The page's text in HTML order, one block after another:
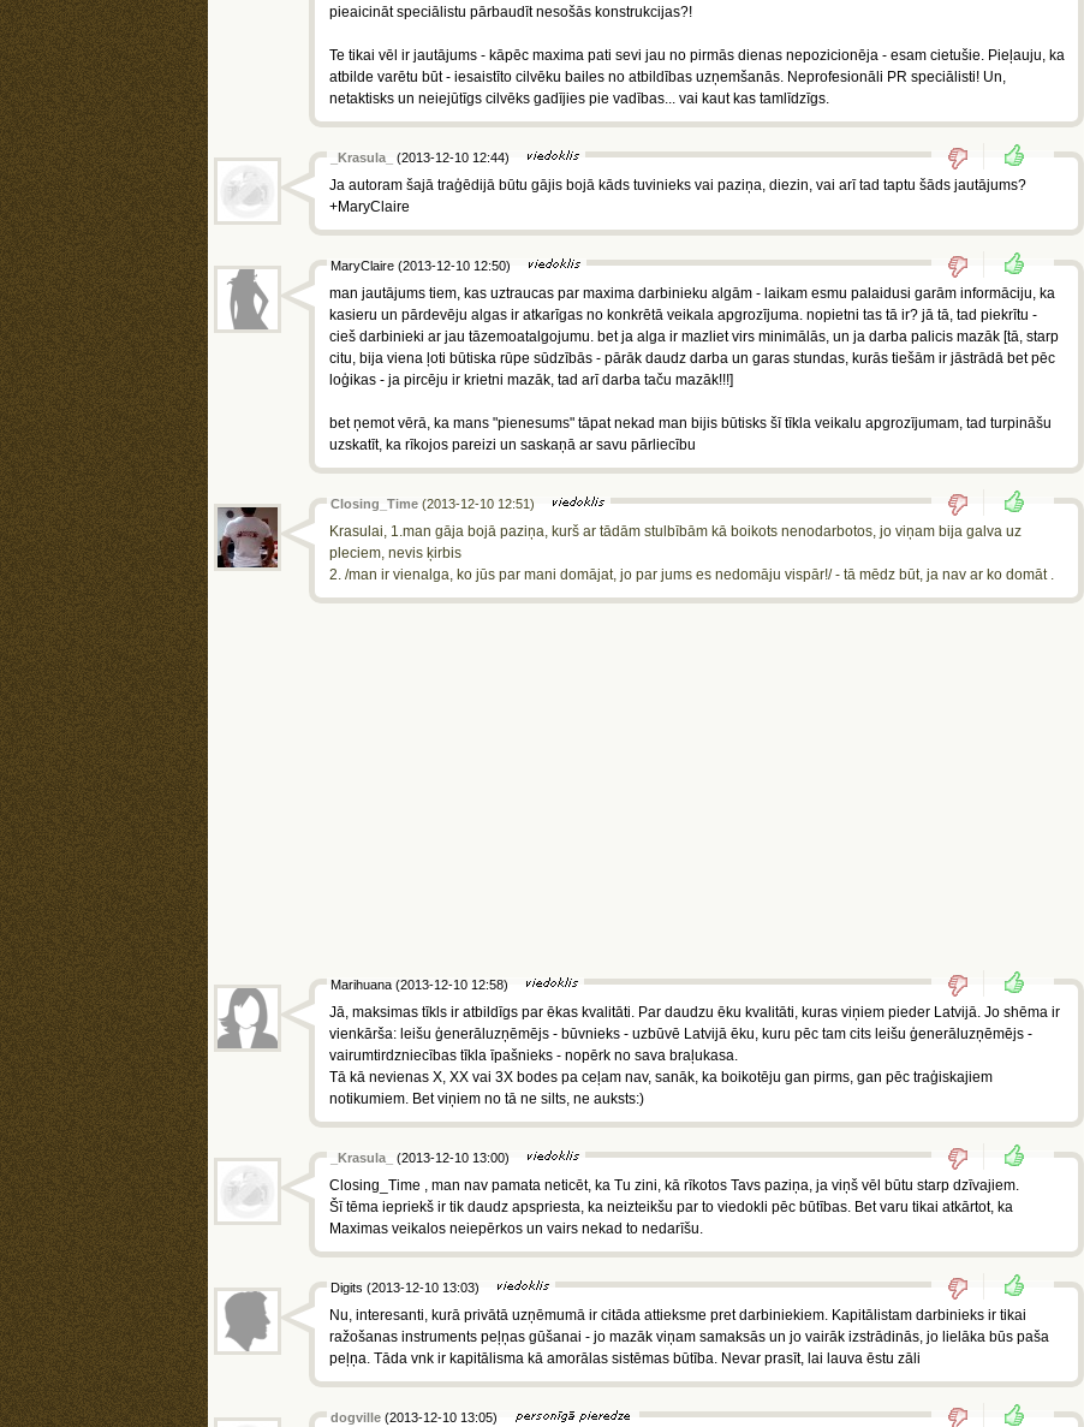
pieaicināt speciālistu pārbaudīt nesošās konstrukcijas?!
Te tikai vēl ir jautājums - kāpēc maxima pati sevi jau no pirmās dienas nepozicionēja - esam cietušie. Pieļauju, ka
atbilde varētu būt - iesaistīto cilvēku bailes no atbildības uzņemšanās. Neprofesionāli PR speciālisti! Un,
netaktisks un neiejūtīgs cilvēks gadījies pie vadības... vai kaut kas tamlīdzīgs.
_Krasula_ (2013-12-10 12:44)
Ja autoram šajā traģēdijā būtu gājis bojā kāds tuvinieks vai paziņa, diezin, vai arī tad taptu šāds jautājums?
+MaryClaire
MaryClaire (2013-12-10 12:50)
man jautājums tiem, kas uztraucas par maxima darbinieku algām - laikam esmu palaidusi garām informāciju, ka
kasieru un pārdevēju algas ir atkarīgas no konkrētā veikala apgrozījuma. nopietni tas tā ir? jā tā, tad piekrītu -
cieš darbinieki ar jau tāzemoatalgojumu. bet ja alga ir mazliet virs minimālās, un ja darba palicis mazāk [tā, starp
citu, bija viena ļoti būtiska rūpe sūdzībās - pārāk daudz darba un garas stundas, kurās tiešām ir jāstrādā bet pēc
loģikas - ja pircēju ir krietni mazāk, tad arī darba taču mazāk!!!]
bet ņemot vērā, ka mans "pienesums" tāpat nekad man bijis būtisks šī tīkla veikalu apgrozījumam, tad turpināšu
uzskatīt, ka rīkojos pareizi un saskaņā ar savu pārliecību
Closing_Time (2013-12-10 12:51)
Krasulai, 1.man gāja bojā paziņa, kurš ar tādām stulbībām kā boikots nenodarbotos, jo viņam bija galva uz
pleciem, nevis ķirbis
2. /man ir vienalga, ko jūs par mani domājat, jo par jums es nedomāju vispār!/ - tā mēdz būt, ja nav ar ko domāt .
Marihuana (2013-12-10 12:58)
Jā, maksimas tīkls ir atbildīgs par ēkas kvalitāti. Par daudzu ēku kvalitāti, kuras viņiem pieder Latvijā. Jo shēma ir
vienkārša: leišu ģenerāluzņēmējs - būvnieks - uzbūvē Latvijā ēku, kuru pēc tam cits leišu ģenerāluzņēmējs -
vairumtirdzniecības tīkla īpašnieks - nopērk no sava braļukasa.
Tā kā nevienas X, XX vai 3X bodes pa ceļam nav, sanāk, ka boikotēju gan pirms, gan pēc traģiskajiem
notikumiem. Bet viņiem no tā ne silts, ne auksts:)
_Krasula_ (2013-12-10 13:00)
Closing_Time , man nav pamata neticēt, ka Tu zini, kā rīkotos Tavs paziņa, ja viņš vēl būtu starp dzīvajiem.
Šī tēma iepriekš ir tik daudz apspriesta, ka neizteikšu par to viedokli pēc būtības. Bet varu tikai atkārtot, ka
Maximas veikalos neiepērkos un vairs nekad to nedarīšu.
Digits (2013-12-10 13:03)
Nu, interesanti, kurā privātā uzņēmumā ir citāda attieksme pret darbiniekiem. Kapitālistam darbinieks ir tikai
ražošanas instruments peļņas gūšanai - jo mazāk viņam samaksās un jo vairāk izstrādinās, jo lielāka būs paša
peļņa. Tāda vnk ir kapitālisma kā amorālas sistēmas būtība. Nevar prasīt, lai lauva ēstu zāli
dogville (2013-12-10 13:05)